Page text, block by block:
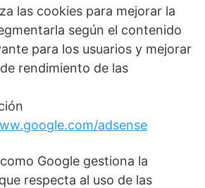
las cookies para mejorar la
según el contenido
para los usuarios y mejorar
rendimiento de las
adsense
Google gestiona la
respecta al uso de las